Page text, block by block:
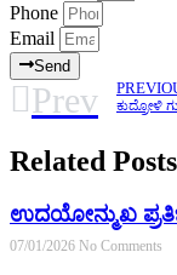
Phone
Email
Send
Prev
Related Posts
ಉದಯೋನ್ಮುಖ
07/01/2026 No Comments